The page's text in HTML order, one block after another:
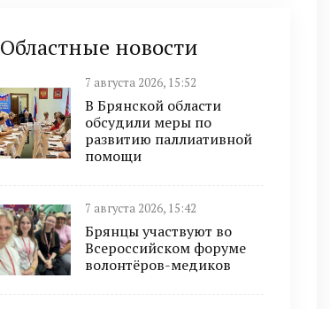
Областные новости
7 августа 2026, 15:52
В Брянской области
обсудили меры по
развитию паллиативной
помощи
7 августа 2026, 15:42
Брянцы участвуют во
Всероссийском форуме
волонтёров-медиков